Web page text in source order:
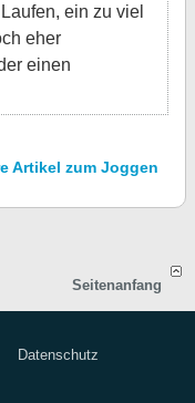
ein zu viel
eher
einen
Artikel zum Joggen
Seitenanfang
Datenschutz